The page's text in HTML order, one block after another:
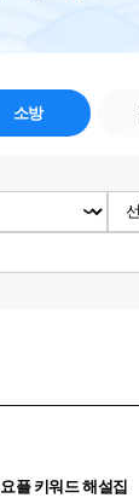
소방
플 키워드 해설집